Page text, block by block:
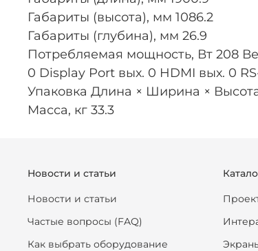
Габариты (высота), мм 1086.2
Габариты (глубина), мм 26.9
Потребляемая мощность, Вт 208
0 Display Port вых. 0 HDMI вых. 0
Упаковка Длина × Ширина ×
Масса, кг 33.3
Новости и статьи
Новости и статьи
Частые вопросы (FAQ)
Как выбрать оборудование